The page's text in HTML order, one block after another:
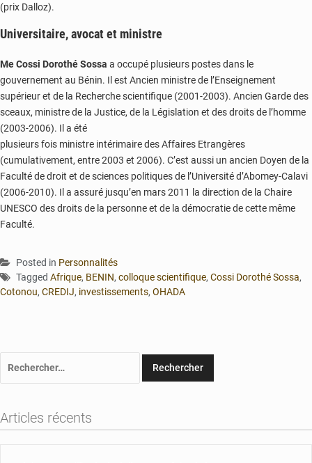
(prix Dalloz).
Universitaire, avocat et ministre
Me Cossi Dorothé Sossa a occupé plusieurs postes dans le
gouvernement au Bénin. Il est Ancien ministre de l’Enseignement
supérieur et de la Recherche scientifique (2001-2003). Ancien Garde des
sceaux, ministre de la Justice, de la Législation et des droits de l’homme
(2003-2006). Il a été
plusieurs fois ministre intérimaire des Affaires Etrangères
(cumulativement, entre 2003 et 2006). C’est aussi un ancien Doyen de la
Faculté de droit et de sciences politiques de l’Université d’Abomey-Calavi
(2006-2010). Il a assuré jusqu’en mars 2011 la direction de la Chaire
UNESCO des droits de la personne et de la démocratie de cette même
Faculté.
Posted in Personnalités
Tagged Afrique, BENIN, colloque scientifique, Cossi Dorothé Sossa,
Cotonou, CREDIJ, investissements, OHADA
Articles récents